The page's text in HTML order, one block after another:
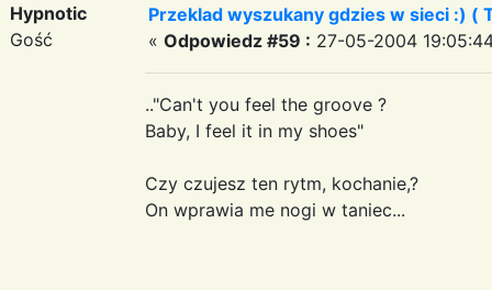
Hypnotic
Gość
Przeklad wyszukany gdzies w sieci :) (
« Odpowiedz #59 : 27-05-2004
.."Can't you feel the groove ?
Baby, I feel it in my shoes"
Czy czujesz ten rytm, kochanie,?
On wprawia me nogi w taniec...